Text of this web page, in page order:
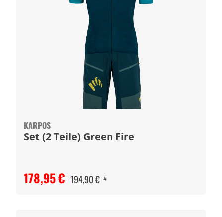
KARPOS
Set (2 Teile) Green Fire
178,95 € 194,90 € #